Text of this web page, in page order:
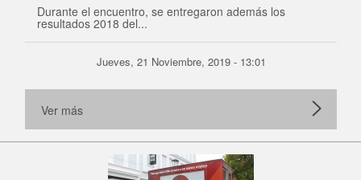
Durante el encuentro, se entregaron además los
resultados 2018 del...
Jueves, 21 Noviembre, 2019 - 13:01
Ver más